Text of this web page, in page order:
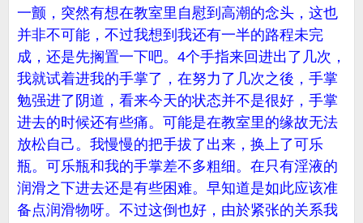
一颤，突然有想在教室里自慰到高潮的念头，这也
并非不可能，不过我想到我还有一半的路程未完
成，还是先搁置一下吧。4个手指来回进出了几次，
我就试着进我的手掌了，在努力了几次之後，手掌
勉强进了阴道，看来今天的状态并不是很好，手掌
进去的时候还有些痛。可能是在教室里的缘故无法
放松自己。我慢慢的把手拔了出来，换上了可乐
瓶。可乐瓶和我的手掌差不多粗细。在只有淫液的
润滑之下进去还是有些困难。早知道是如此应该准
备点润滑物呀。不过这倒也好，由於紧张的关系我